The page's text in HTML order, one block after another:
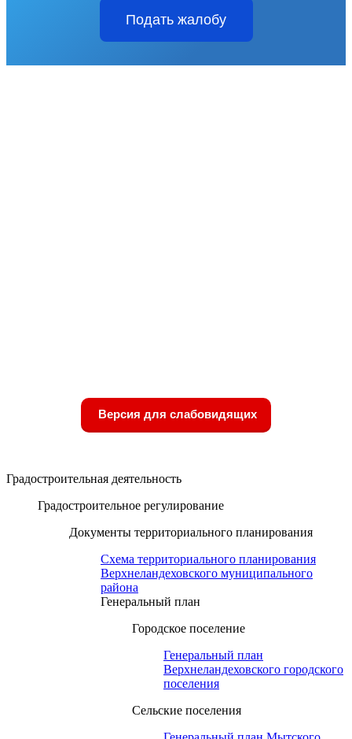
Подать жалобу
Версия для слабовидящих
Градостроительная деятельность
Градостроительное регулирование
Документы территориального планирования
Схема территориального планирования
Верхнеландеховского муниципального
района
Генеральный план
Городское поселение
Генеральный план
Верхнеландеховского городского
поселения
Сельские поселения